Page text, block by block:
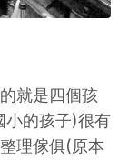
就是四個孩
小的孩子)很有
理傢俱(原本